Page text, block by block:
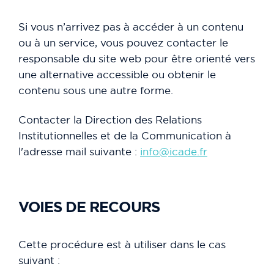
Si vous n’arrivez pas à accéder à un contenu
ou à un service, vous pouvez contacter le
responsable du site web pour être orienté vers
une alternative accessible ou obtenir le
contenu sous une autre forme.
Contacter la Direction des Relations
Institutionnelles et de la Communication à
l'adresse mail suivante : info@icade.fr
VOIES DE RECOURS
Cette procédure est à utiliser dans le cas
suivant :